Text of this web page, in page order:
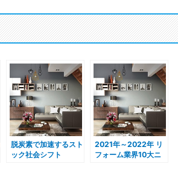
脱炭素で加速するスト
ック社会シフト
2021年～2022年 リ
フォーム業界10大ニ